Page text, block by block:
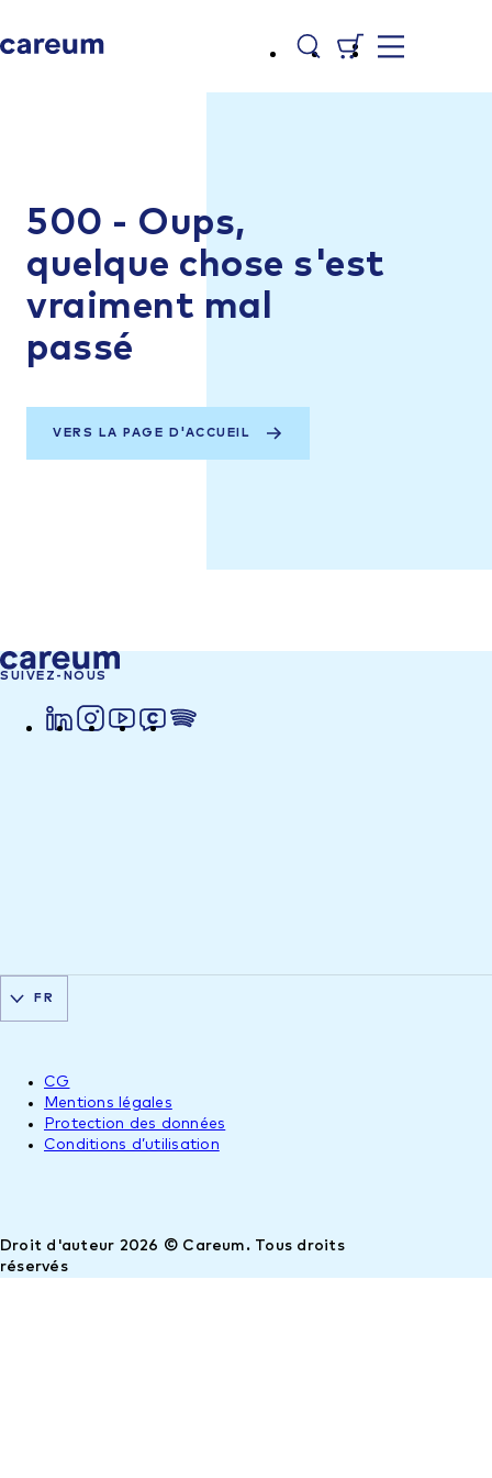
500 - Oups,
quelque chose s'est
vraiment mal
passé
VERS LA PAGE D'ACCUEIL
SUIVEZ-NOUS
Droit d'auteur 2026 © Careum. Tous droits
réservés
CG
Mentions légales
Protection des données
Conditions d’utilisation
FR